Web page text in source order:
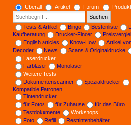
Überall Artikel Forum
Suchen
Tests & Artikel
Bingo Bestenliste
Kaufberatung
Drucker-Finder
English articles
Know-How Artikel
Decoder
News Scans & Originaldrucke
Laserdrucker
Farblaser
Monolaser
Weitere Tests
Dokumentenscanner
Spezialdrucker
Kompatible Patronen
Tintendrucker
für Fotos
für Zuhause
für das Büro
Testdokumente
Workshops
Foto
Refill
Resttintenbehälter